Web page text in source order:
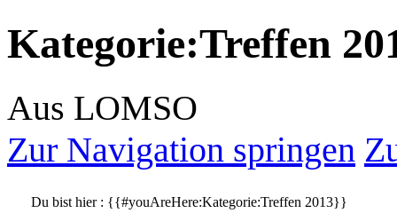
Kategorie:Treffen
Aus LOMSO
Zur Navigation springen
Du bist hier : {{#youAreHere:Kategorie:Treffen 2013}}